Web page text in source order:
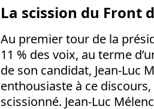
La scission du Front
Au premier tour de la
11 % des voix, au terme
de son candidat, Jean-Luc
enthousiaste à ce
scissionné. Jean-Luc